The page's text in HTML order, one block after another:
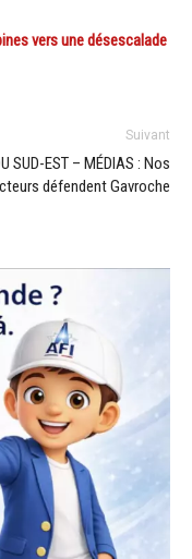
vers une désescalade
Suivant
SUD-EST – MÉDIAS : Nos
défendent Gavroche